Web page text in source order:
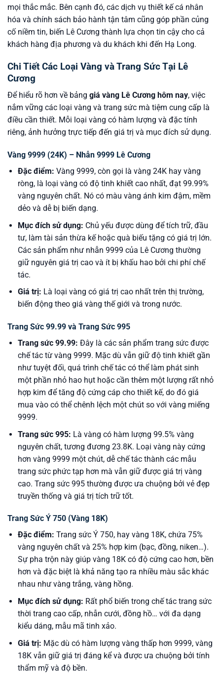
mọi thắc mắc. Bên cạnh đó, các dịch vụ thiết kế cá nhân
hóa và chính sách bảo hành tận tâm cũng góp phần củng
cố niềm tin, biến Lê Cương thành lựa chọn tin cậy cho cả
khách hàng địa phương và du khách khi đến Hạ Long.
Chi Tiết Các Loại Vàng và Trang Sức Tại Lê
Cương
Để hiểu rõ hơn về bảng giá vàng Lê Cương hôm nay, việc
nắm vững các loại vàng và trang sức mà tiệm cung cấp là
điều cần thiết. Mỗi loại vàng có hàm lượng và đặc tính
riêng, ảnh hưởng trực tiếp đến giá trị và mục đích sử dụng.
Vàng 9999 (24K) – Nhẫn 9999 Lê Cương
Đặc điểm: Vàng 9999, còn gọi là vàng 24K hay vàng
ròng, là loại vàng có độ tinh khiết cao nhất, đạt 99.99%
vàng nguyên chất. Nó có màu vàng ánh kim đậm, mềm
dẻo và dễ bị biến dạng.
Mục đích sử dụng: Chủ yếu được dùng để tích trữ, đầu
tư, làm tài sản thừa kế hoặc quà biếu tặng có giá trị lớn.
Các sản phẩm như nhẫn 9999 của Lê Cương thường
giữ nguyên giá trị cao và ít bị khấu hao bởi chi phí chế
tác.
Giá trị: Là loại vàng có giá trị cao nhất trên thị trường,
biến động theo giá vàng thế giới và trong nước.
Trang Sức 99.99 và Trang Sức 995
Trang sức 99.99: Đây là các sản phẩm trang sức được
chế tác từ vàng 9999. Mặc dù vẫn giữ độ tinh khiết gần
như tuyệt đối, quá trình chế tác có thể làm phát sinh
một phần nhỏ hao hụt hoặc cần thêm một lượng rất nhỏ
hợp kim để tăng độ cứng cáp cho thiết kế, do đó giá
mua vào có thể chênh lệch một chút so với vàng miếng
9999.
Trang sức 995: Là vàng có hàm lượng 99.5% vàng
nguyên chất, tương đương 23.8K. Loại vàng này cứng
hơn vàng 9999 một chút, dễ chế tác thành các mẫu
trang sức phức tạp hơn mà vẫn giữ được giá trị vàng
cao. Trang sức 995 thường được ưa chuộng bởi vẻ đẹp
truyền thống và giá trị tích trữ tốt.
Trang Sức Ý 750 (Vàng 18K)
Đặc điểm: Trang sức Ý 750, hay vàng 18K, chứa 75%
vàng nguyên chất và 25% hợp kim (bạc, đồng, niken…).
Sự pha trộn này giúp vàng 18K có độ cứng cao hơn, bền
hơn và đặc biệt là khả năng tạo ra nhiều màu sắc khác
nhau như vàng trắng, vàng hồng.
Mục đích sử dụng: Rất phổ biến trong chế tác trang sức
thời trang cao cấp, nhẫn cưới, đồng hồ… với đa dạng
kiểu dáng, mẫu mã tinh xảo.
Giá trị: Mặc dù có hàm lượng vàng thấp hơn 9999, vàng
18K vẫn giữ giá trị đáng kể và được ưa chuộng bởi tính
thẩm mỹ và độ bền.